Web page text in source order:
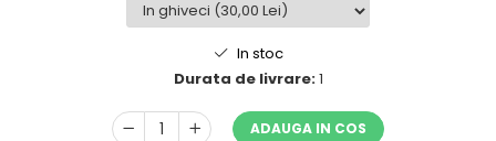
In stoc
Durata de livrare:1
ADAUGA IN COS